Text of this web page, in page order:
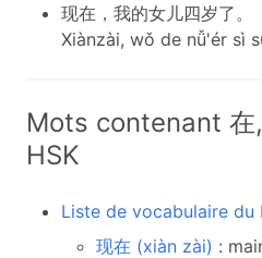
现在，我的女儿四岁了。
Xiànzài, wǒ de nǚ'ér sì
Mots contenant
HSK
Liste de vocabulaire du
现在 (xiàn zài) :